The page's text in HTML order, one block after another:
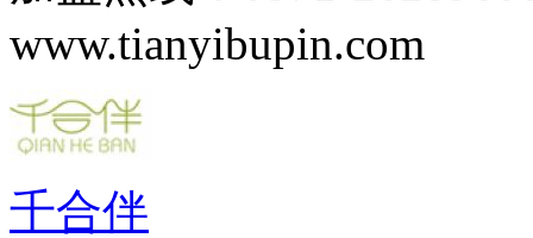
www.tianyibupin.com
千合伴